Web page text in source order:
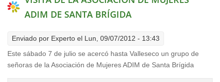
ADIM DE SANTA BRÍGIDA
Enviado por Experto el Lun, 09/07/2012 - 13:43
Este sábado 7 de julio se acercó hasta Valleseco un grupo de
señoras de la Asociación de Mujeres ADIM de Santa Brígida